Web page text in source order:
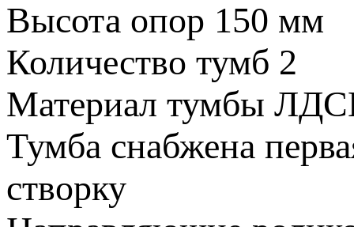
Высота опор 150 мм
Количество тумб 2
Материал тумбы
Тумба снабжена
створку